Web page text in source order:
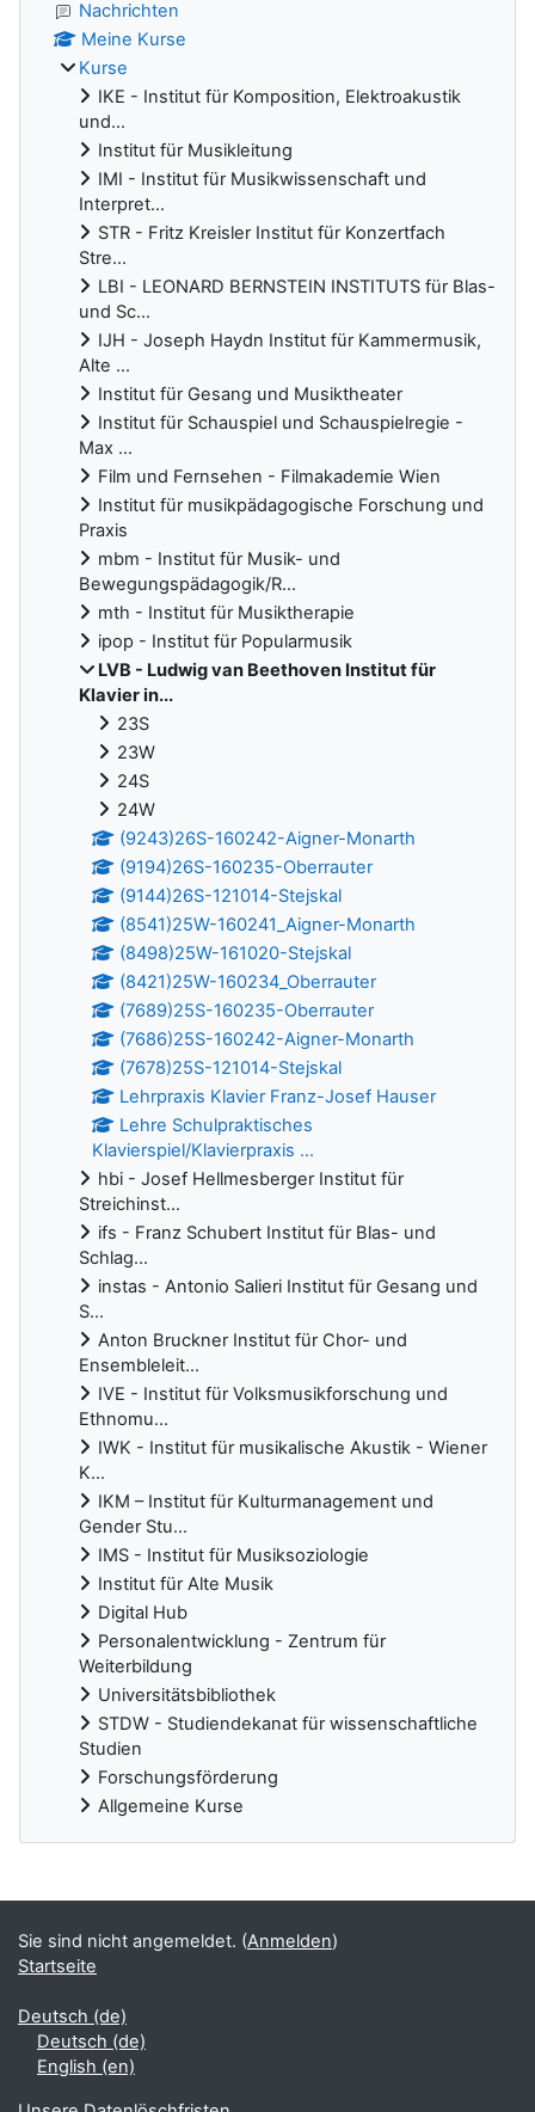
Nachrichten
Meine Kurse
Kurse
IKE - Institut für Komposition, Elektroakustik
und...
Institut für Musikleitung
IMI - Institut für Musikwissenschaft und
Interpret...
STR - Fritz Kreisler Institut für Konzertfach
Stre...
LBI - LEONARD BERNSTEIN INSTITUTS für Blas-
und Sc...
IJH - Joseph Haydn Institut für Kammermusik,
Alte ...
Institut für Gesang und Musiktheater
Institut für Schauspiel und Schauspielregie -
Max ...
Film und Fernsehen - Filmakademie Wien
Institut für musikpädagogische Forschung und
Praxis
mbm - Institut für Musik- und
Bewegungspädagogik/R...
mth - Institut für Musiktherapie
ipop - Institut für Popularmusik
LVB - Ludwig van Beethoven Institut für
Klavier in...
23S
23W
24S
24W
(9243)26S-160242-Aigner-Monarth
(9194)26S-160235-Oberrauter
(9144)26S-121014-Stejskal
(8541)25W-160241_Aigner-Monarth
(8498)25W-161020-Stejskal
(8421)25W-160234_Oberrauter
(7689)25S-160235-Oberrauter
(7686)25S-160242-Aigner-Monarth
(7678)25S-121014-Stejskal
Lehrpraxis Klavier Franz-Josef Hauser
Lehre Schulpraktisches
Klavierspiel/Klavierpraxis ...
hbi - Josef Hellmesberger Institut für
Streichinst...
ifs - Franz Schubert Institut für Blas- und
Schlag...
instas - Antonio Salieri Institut für Gesang und
S...
Anton Bruckner Institut für Chor- und
Ensembleleit...
IVE - Institut für Volksmusikforschung und
Ethnomu...
IWK - Institut für musikalische Akustik - Wiener
K...
IKM – Institut für Kulturmanagement und
Gender Stu...
IMS - Institut für Musiksoziologie
Institut für Alte Musik
Digital Hub
Personalentwicklung - Zentrum für
Weiterbildung
Universitätsbibliothek
STDW - Studiendekanat für wissenschaftliche
Studien
Forschungsförderung
Allgemeine Kurse
Ergänzungsblöcke
Sie sind nicht angemeldet. (Anmelden)
Startseite
Deutsch ‎(de)‎
Deutsch ‎(de)‎
English ‎(en)‎